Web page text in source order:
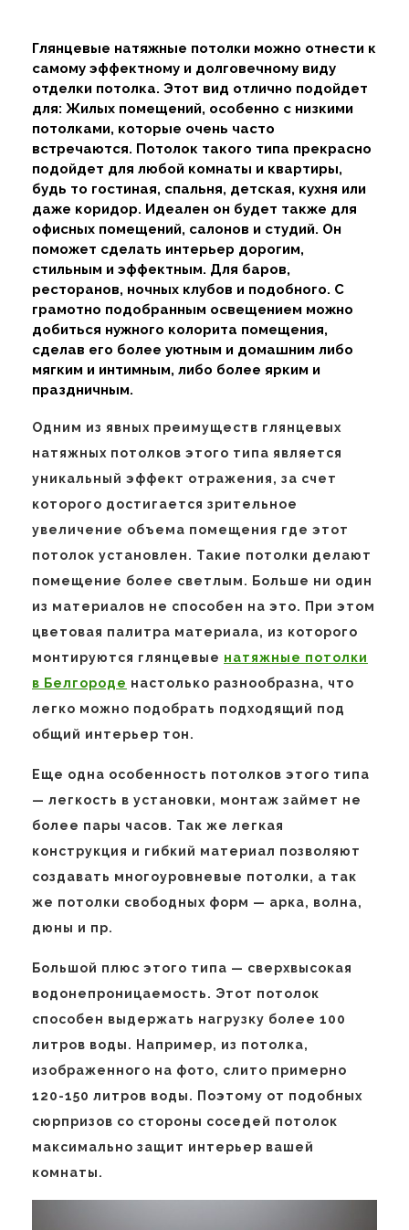
Глянцевые натяжные потолки можно отнести к
самому эффектному и долговечному виду
отделки потолка. Этот вид отлично подойдет
для: Жилых помещений, особенно с низкими
потолками, которые очень часто
встречаются. Потолок такого типа прекрасно
подойдет для любой комнаты и квартиры,
будь то гостиная, спальня, детская, кухня или
даже коридор. Идеален он будет также для
офисных помещений, салонов и студий. Он
поможет сделать интерьер дорогим,
стильным и эффектным. Для баров,
ресторанов, ночных клубов и подобного. С
грамотно подобранным освещением можно
добиться нужного колорита помещения,
сделав его более уютным и домашним либо
мягким и интимным, либо более ярким и
праздничным.
Одним из явных преимуществ глянцевых
натяжных потолков этого типа является
уникальный эффект отражения, за счет
которого достигается зрительное
увеличение объема помещения где этот
потолок установлен. Такие потолки делают
помещение более светлым. Больше ни один
из материалов не способен на это. При этом
цветовая палитра материала, из которого
монтируются глянцевые натяжные потолки
в Белгороде настолько разнообразна, что
легко можно подобрать подходящий под
общий интерьер тон.
Еще одна особенность потолков этого типа
— легкость в установки, монтаж займет не
более пары часов. Так же легкая
конструкция и гибкий материал позволяют
создавать многоуровневые потолки, а так
же потолки свободных форм — арка, волна,
дюны и пр.
Большой плюс этого типа — сверхвысокая
водонепроницаемость. Этот потолок
способен выдержать нагрузку более 100
литров воды. Например, из потолка,
изображенного на фото, слито примерно
120-150 литров воды. Поэтому от подобных
сюрпризов со стороны соседей потолок
максимально защит интерьер вашей
комнаты.